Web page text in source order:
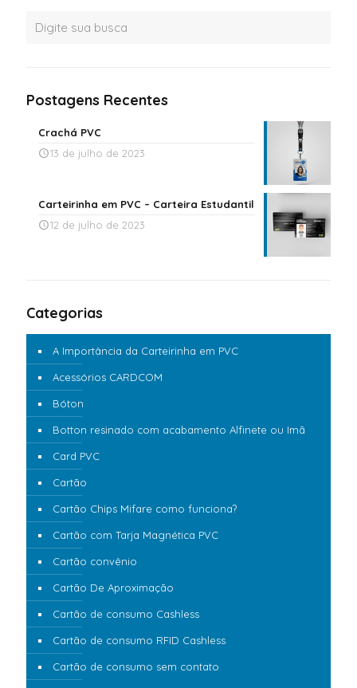
Postagens Recentes
Crachá PVC
13 de julho de 2023
Carteirinha em PVC – Carteira Estudantil
12 de julho de 2023
Categorias
A Importância da Carteirinha em PVC
Acessórios CARDCOM
Bóton
Botton resinado com acabamento Alfinete ou Imã
Card PVC
Cartão
Cartão Chips Mifare como funciona?
Cartão com Tarja Magnética PVC
Cartão convênio
Cartão De Aproximação
Cartão de consumo Cashless
Cartão de consumo RFID Cashless
Cartão de consumo sem contato